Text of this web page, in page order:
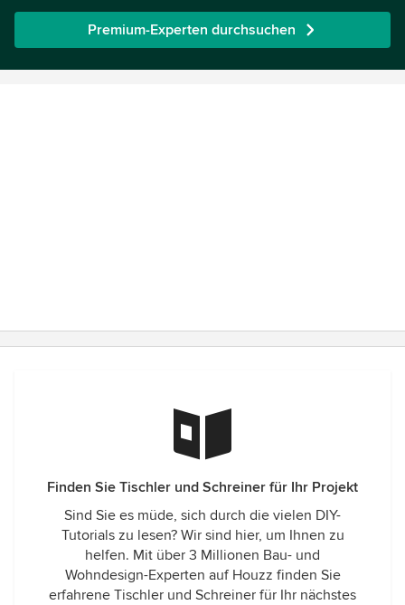
Premium-Experten durchsuchen
Finden Sie Tischler und Schreiner für Ihr Projekt
Sind Sie es müde, sich durch die vielen DIY-
Tutorials zu lesen? Wir sind hier, um Ihnen zu
helfen. Mit über 3 Millionen Bau- und
Wohndesign-Experten auf Houzz finden Sie
erfahrene Tischler und Schreiner für Ihr nächstes